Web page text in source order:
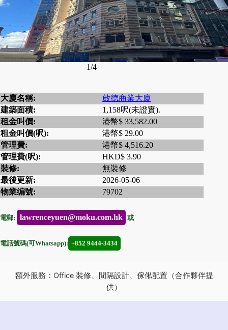
1/4
大廈名稱:
啟德商業大廈
建築面積:
1,158呎(未證實).
租金叫價:
港幣$ 33,582.00
租金叫價(呎):
港幣$ 29.00
管理費:
港幣$ 4,516.20
管理費(呎):
HKD$ 3.90
裝修:
無裝修
最後更新:
2026-05-06
物業编號:
79702
電郵: lawrenceyuen@moku.com.hk 或
電話號碼(可Whatsapp): +852 9444-3434
額外服務：Office 裝修、間隔設計、傢俬配置（合作夥伴提
供）